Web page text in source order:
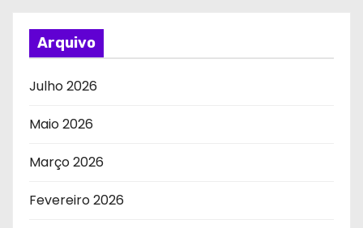
Arquivo
Julho 2026
Maio 2026
Março 2026
Fevereiro 2026